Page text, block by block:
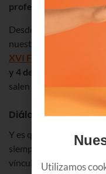
profesionalesa los
Desde Euskaltel
nuestros equipos y
XVI Foro de empleo y
y 4 de marzo
para
salen de las aulas. ¿Te
Diálogo constante
Y es que el mundo
siempre de la mano.
vínculos con las
Utilizamos